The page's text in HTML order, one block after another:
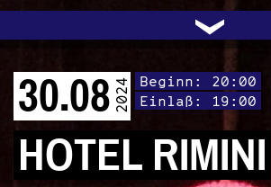
PROGRAMM
ARCHIV
AUDIO|VIDEO
LICHTBLICKE
TRANSIT
OFFENE TÜR
FACEBOOK
INSTAGRAM
KONTAKT
TRAFO
UNTERSTÜTZEN
POLITIK
›
HOTEL RIMINI
Beginn: 20:00
Einlaß: 19:00
30.082024